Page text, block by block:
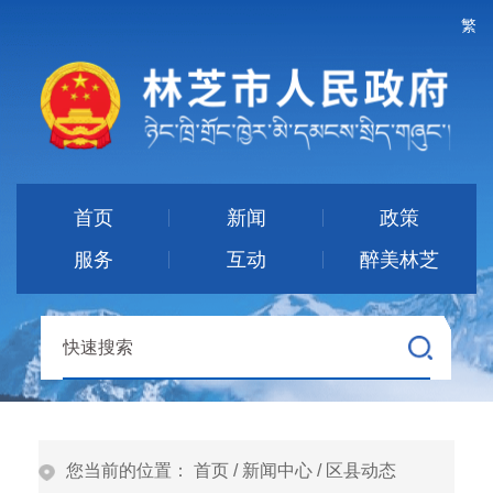
繁
首页 新闻
政策
服务
互动 醉美林芝
您当前的位置： 首页 / 新闻中心 / 区县动态